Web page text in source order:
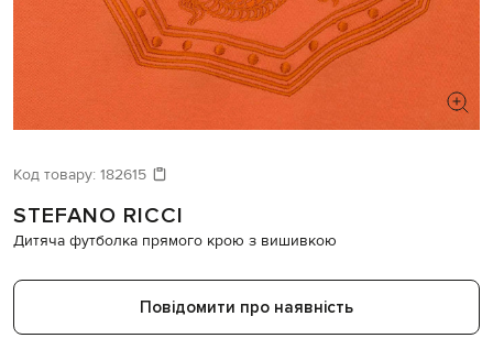
Код товару: 182615
STEFANO RICCI
Дитяча футболка прямого крою з вишивкою
Повідомити про наявність